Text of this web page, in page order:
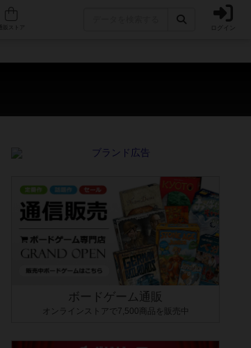
気ボードゲーム ログイン
読む時間や参加者へのルール説明時間は含まれていないため、初めて
ンタジー・クッキング・海賊同士の対決など、ゲームコンセプトを絞
れている方向けの絞込機能です。例えば「ダイスロール」はランダ
ボードゲーム通販
オンラインストアで7,500商品を販売中